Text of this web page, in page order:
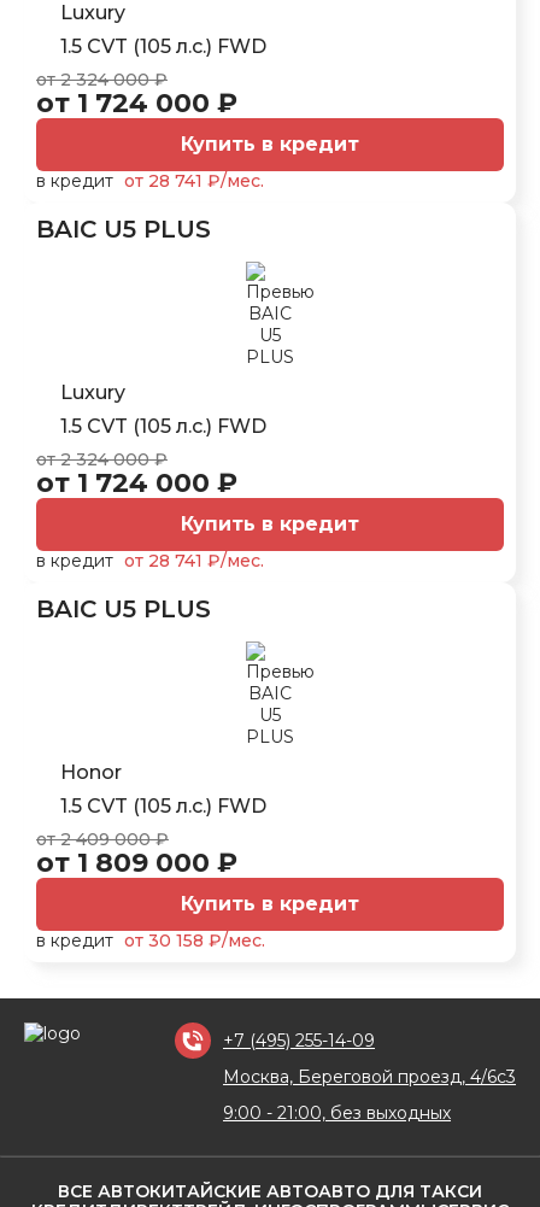
Luxury
1.5 CVT (105 л.с.) FWD
от 2 324 000 ₽
от 1 724 000 ₽
Купить в кредит
в кредит от 28 741 ₽/мес.
BAIC U5 PLUS
Luxury
1.5 CVT (105 л.с.) FWD
от 2 324 000 ₽
от 1 724 000 ₽
Купить в кредит
в кредит от 28 741 ₽/мес.
BAIC U5 PLUS
Honor
1.5 CVT (105 л.с.) FWD
от 2 409 000 ₽
от 1 809 000 ₽
Купить в кредит
в кредит от 30 158 ₽/мес.
ВСЕ АВТОКИТАЙСКИЕ АВТОАВТО ДЛЯ ТАКСИ
+7 (495) 255-14-09
Москва, Береговой проезд, 4/6с3
9:00 - 21:00, без выходных